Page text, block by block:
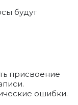
будут
присвоение
ошибки.